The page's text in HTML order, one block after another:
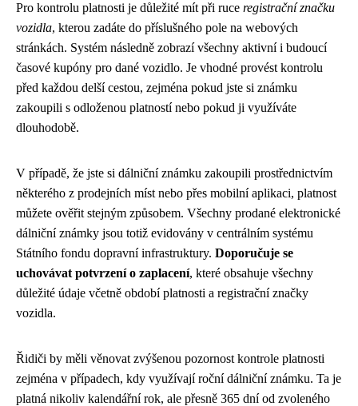
Pro kontrolu platnosti je důležité mít při ruce registrační značku
vozidla, kterou zadáte do příslušného pole na webových
stránkách. Systém následně zobrazí všechny aktivní i budoucí
časové kupóny pro dané vozidlo. Je vhodné provést kontrolu
před každou delší cestou, zejména pokud jste si známku
zakoupili s odloženou platností nebo pokud ji využíváte
dlouhodobě.
V případě, že jste si dálniční známku zakoupili prostřednictvím
některého z prodejních míst nebo přes mobilní aplikaci, platnost
můžete ověřit stejným způsobem. Všechny prodané elektronické
dálniční známky jsou totiž evidovány v centrálním systému
Státního fondu dopravní infrastruktury. Doporučuje se
uchovávat potvrzení o zaplacení, které obsahuje všechny
důležité údaje včetně období platnosti a registrační značky
vozidla.
Řidiči by měli věnovat zvýšenou pozornost kontrole platnosti
zejména v případech, kdy využívají roční dálniční známku. Ta je
platná nikoliv kalendářní rok, ale přesně 365 dní od zvoleného